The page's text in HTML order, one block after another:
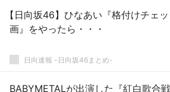
【日向坂46】ひなあい『格付けチェ
画』をやったら・・・
日向速報 -日向坂46まとめ-
BABYMETALが出演した『紅白歌合